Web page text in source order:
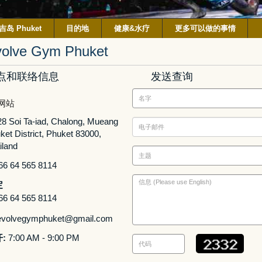
岛 Phuket 目的地 健康&水疗 更多可以做的事情
Gym Phuket
和联络信息
站
Soi Ta-iad, Chalong, Mueang
District, Phuket 83000,
64 565 8114
64 565 8114
: 7:00 AM - 9:00 PM
发送查询